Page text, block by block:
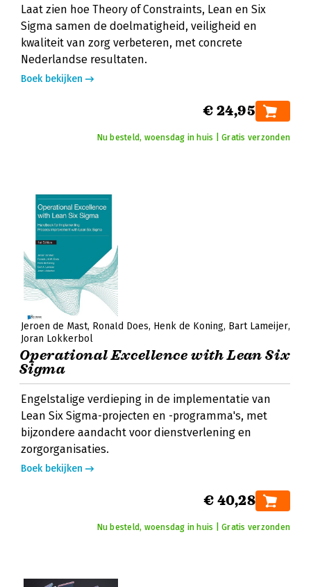
Laat zien hoe Theory of Constraints, Lean en Six
Sigma samen de doelmatigheid, veiligheid en
kwaliteit van zorg verbeteren, met concrete
Nederlandse resultaten.
Boek bekijken
€ 24,95
Nu besteld, woensdag in huis | Gratis verzonden
Jeroen de Mast Ronald Does Henk de Koning Bart Lameijer
Joran Lokkerbol
Operational Excellence with Lean Six
Sigma
Engelstalige verdieping in de implementatie van
Lean Six Sigma-projecten en -programma's, met
bijzondere aandacht voor dienstverlening en
zorgorganisaties.
Boek bekijken
€ 40,28
Nu besteld, woensdag in huis | Gratis verzonden